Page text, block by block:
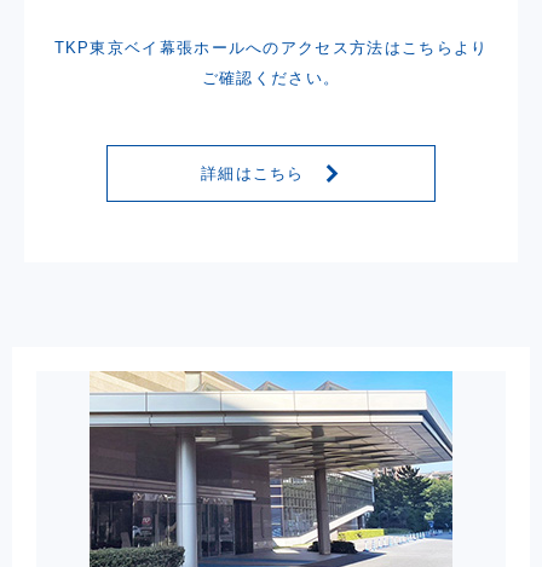
TKP東京ベイ幕張ホールへのアクセス方法は こちらより
ご確認ください。
詳細はこちら